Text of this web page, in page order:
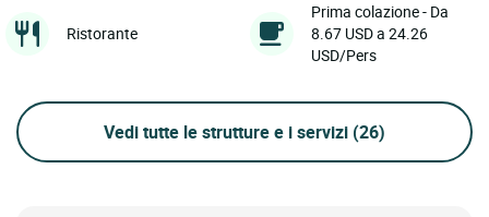
Ristorante
Prima colazione - Da
8.67 USD a 24.26
USD/Pers
Vedi tutte le strutture e i servizi (26)